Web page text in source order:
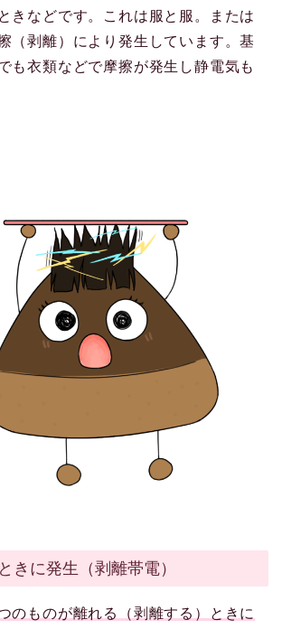
きなどです。これは服と服。または
（剥離）により発生しています。基
も衣類などで摩擦が発生し静電気も
きに発生（剥離帯電）
のものが離れる（剥離する）ときに